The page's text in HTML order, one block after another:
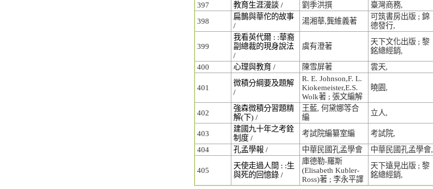
397
教育生涯漫談 / 劉季洪撰
臺灣商務,
398
扁鵲與華佗的故事
/
湯湘華,龔維義著
可筑書房出版 ; 錦
德發行,
399
我看英代爾 : :華裔
副總裁的現身說法
/
虞有澄著
天下文化出版 ; 黎
銘總經銷,
400
心理與教育 / 陳雪屏著 雲天,
401
微積分綱要及題解
/
R. E. Johnson,F. L.
Kiokemeister,E.S.
Wolk著 ; 張文編解
曉園,
402
強森微積分習題精
解(下) /
王藍, 何黛娜等合
編
立人,
403
建國九十年之考銓
制度 /
考試院編纂室編 考試院,
404
孔孟學報 / 中華民國孔孟學會 中華民國孔孟學會,
405
天使走過人間 : :生
與死的回憶錄 /
庫德勒-羅斯
(Elisabeth Kubler-
Ross)著 ; 李永平譯
天下遠見出版 ; 黎
銘總經銷,